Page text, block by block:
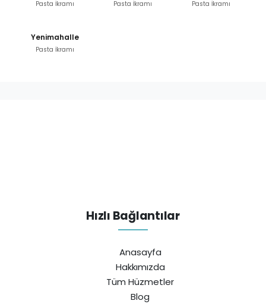
Pasta İkramı Pasta İkramı Pasta İkramı
Yenimahalle
Pasta İkramı
Hızlı Bağlantılar
Anasayfa
Hakkımızda
Tüm Hüzmetler
Blog